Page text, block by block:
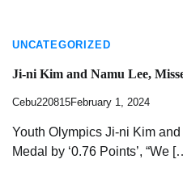
UNCATEGORIZED
Ji-ni Kim and Namu Lee,
Cebu220815February 1, 2024
Youth Olympics Ji-ni Kim
Medal by ‘0.76 Points’, “We